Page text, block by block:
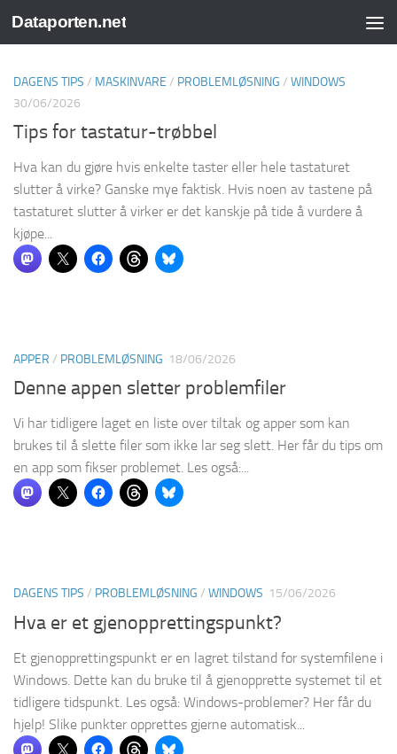
Skip to content
Dataporten.net
DAGENS TIPS / MASKINVARE / PROBLEMLØSNING / WINDOWS
30/06/2026
Tips for tastatur-trøbbel
Hva kan du gjøre hvis enkelte taster eller hele tastaturet
slutter å virke? Ganske mye faktisk. Hvis noen av tastene på
tastaturet slutter å virker er det kanskje på tide å vurdere å
kjøpe...
APPER / PROBLEMLØSNING 18/06/2026
Denne appen sletter problemfiler
Vi har tidligere laget en liste over tiltak og apper som kan
brukes til å slette filer som ikke lar seg slett. Her får du tips om
en app som fikser problemet. Les også:...
DAGENS TIPS / PROBLEMLØSNING / WINDOWS 15/06/2026
Hva er et gjenopprettingspunkt?
Et gjenopprettingspunkt er en lagret tilstand for systemfilene i
Windows. Dette kan du bruke til å gjenopprette systemet til et
tidligere tidspunkt. Les også: Windows-problemer? Her får du
hjelp! Slike punkter opprettes gjerne automatisk...